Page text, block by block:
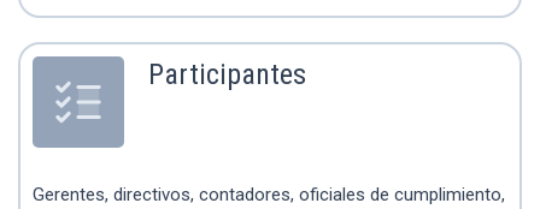
Participantes
Gerentes, directivos, contadores, oficiales de cumplimiento,